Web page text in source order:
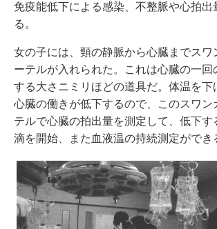
免疫能低下による感染、不整脈や心拍出
る。
女の子には、頸の静脈から心臓までスワ
ーテルが入れられた。これは心臓の一回
する大さニミリほどの道具だ。体温を下
心臓の働きが低下するので、このスワン
テルで心臓の拍出量を測定して、低下す
滴を開始、また血液温の持続測定ができ